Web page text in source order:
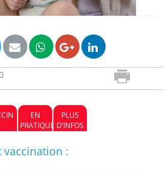
EN
PRATIQUE
PLUS
D’INFOS
vaccination :